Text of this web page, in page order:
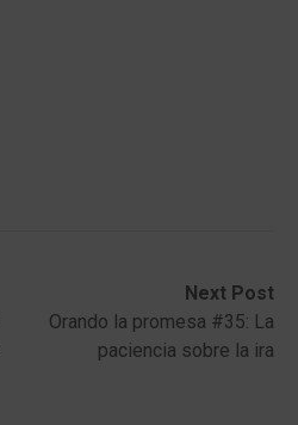
Next Post
Orando la promesa #35: La
paciencia sobre la ira